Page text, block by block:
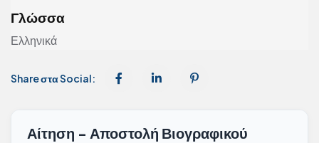
Γλώσσα
Ελληνικά
Share στα Social:
Αίτηση - Αποστολή Βιογραφικού